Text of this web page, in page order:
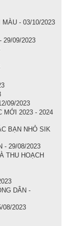
- 03/10/2023
29/09/2023
09/2023
MỚI 2023 - 2024
BẠN NHỎ SIK
- 29/08/2023
THU HOẠCH
DÂN -
08/2023